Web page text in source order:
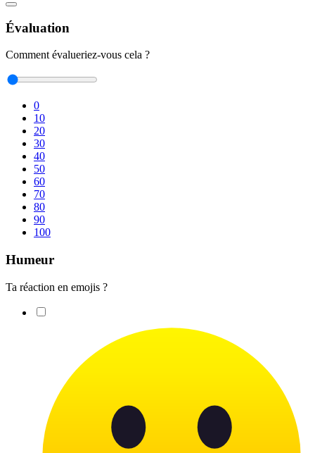
Évaluation
Comment évalueriez-vous cela ?
0
10
20
30
40
50
60
70
80
90
100
Humeur
Ta réaction en emojis ?